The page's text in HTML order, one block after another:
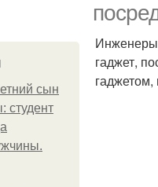
сын
студент
Инженеры
гаджет,